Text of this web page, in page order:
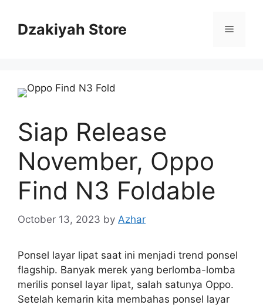
contentDzakiyah Store Menu
Siap Release
November, Oppo
Find N3 Foldable
October 13, 2023 by Azhar
Ponsel layar lipat saat ini menjadi trend ponsel
flagship. Banyak merek yang berlomba-lomba
merilis ponsel layar lipat, salah satunya Oppo.
Setelah kemarin kita membahas ponsel layar